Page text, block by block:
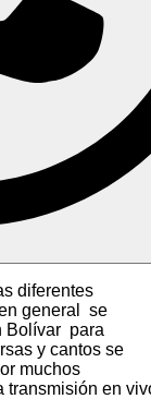
diferentes
general se
Bolívar para
y cantos se
muchos
transmisión en